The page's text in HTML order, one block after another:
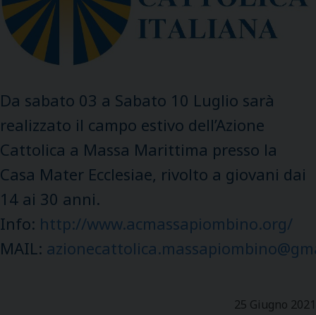
Da sabato 03 a Sabato 10 Luglio sarà
realizzato il campo estivo dell’Azione
Cattolica a Massa Marittima presso la
Casa Mater Ecclesiae, rivolto a giovani dai
14 ai 30 anni.
Info: http://www.acmassapiombino.org/
MAIL:
25 Giugno 2021